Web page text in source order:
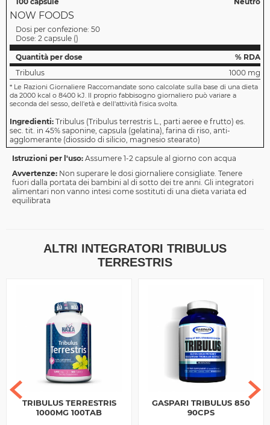
NOW FOODS
Dosi per confezione: 50
Dose: 2 capsule ()
Quantità per dose
% RDA
Tribulus
1000 mg
* Le Razioni Giornaliere Raccomandate sono calcolate sulla base di una dieta
da 2000 kcal o 8400 kJ. Il proprio fabbisogno giornaliero può variare a
seconda del sesso, dell'età e dell'attività fisica svolta.
Ingredienti: Tribulus (Tribulus terrestris L., parti aeree e frutto) es.
sec. tit. in 45% saponine, capsula (gelatina), farina di riso, anti-
agglomerante (diossido di silicio, magnesio stearato)
Istruzioni per l'uso: Assumere 1-2 capsule al giorno con acqua
Avvertenze: Non superare le dosi giornaliere consigliate. Tenere
fuori dalla portata dei bambini al di sotto dei tre anni. Gli integratori
alimentari non vanno intesi come sostituti di una dieta variata ed
equilibrata
ALTRI INTEGRATORI TRIBULUS
TERRESTRIS
TRIBULUS TERRESTRIS
1000MG 100TAB
GASPARI TRIBULUS 850
90CPS